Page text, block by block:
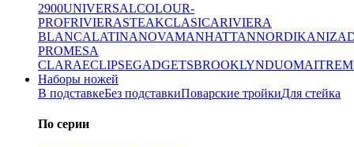
2900UNIVERSALCOLOUR-
PROFRIVIERASTEAKCLASICARIVIERA
BLANCALATINANOVAMANHATTANNORDIKANIZA
PROMESA
CLARAECLIPSEGADGETSBROOKLYNDUOMAITRE
Наборы ножей
В подставкеБез подставкиПоварские тройкиДля стейка
По серии